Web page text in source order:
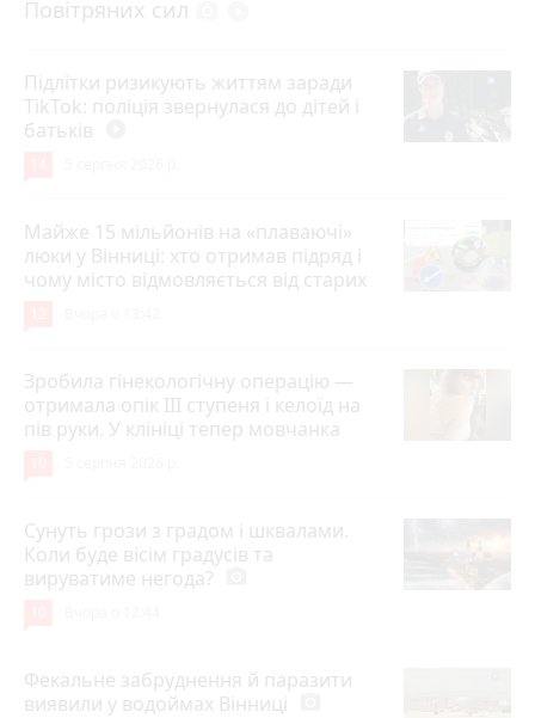
Повітряних сил
Підлітки ризикують життям заради
TikTok: поліція звернулася до дітей і
батьків
Майже 15 мільйонів на «плаваючі»
люки у Вінниці: хто отримав підряд і
чому місто відмовляється від старих
Зробила гінекологічну операцію —
отримала опік ІІІ ступеня і келоїд на
пів руки. У клініці тепер мовчанка
Сунуть грози з градом і шквалами.
Коли буде вісім градусів та
вируватиме негода?
Фекальне забруднення й паразити
виявили у водоймах Вінниці